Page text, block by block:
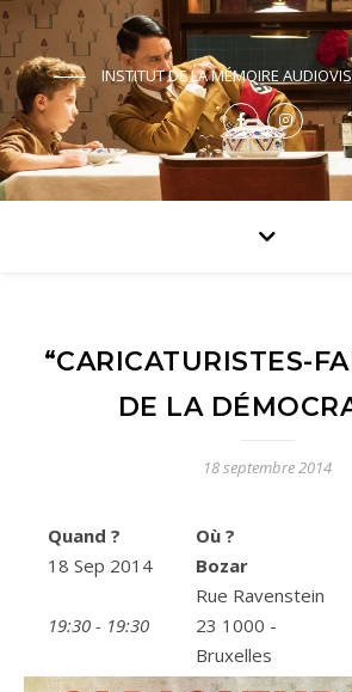
INSTITUT DE LA MÉMOIRE
“CARICATURISTES-
DE LA
18 septembre 2014
Quand ?
18 Sep 2014
19:30 - 19:30
Où ?
Bozar
Rue Ravenstein
23 1000 -
Bruxelles